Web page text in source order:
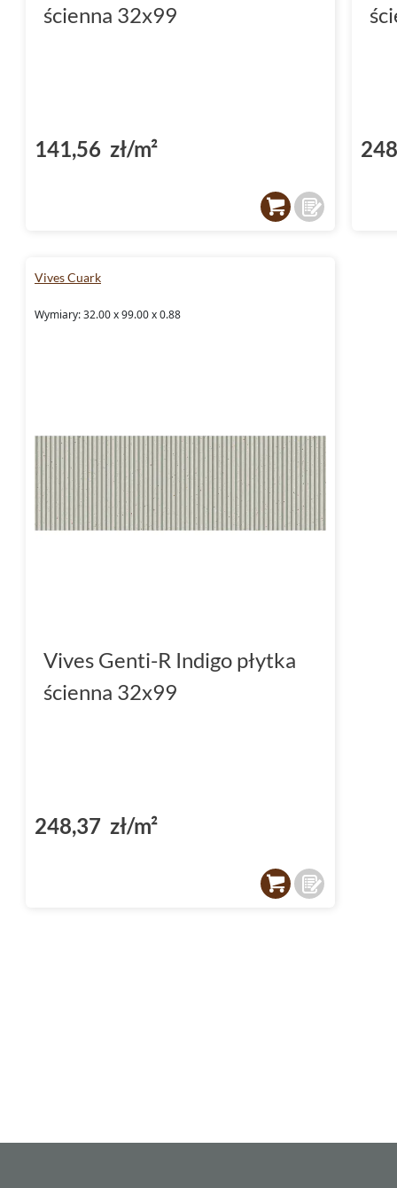
ścienna 32x99
141,56 zł/m²
Vives Cuark
Wymiary: 32.00 x 99.00 x 0.88
Vives Genti-R Indigo płytka
ścienna 32x99
248,37 zł/m²